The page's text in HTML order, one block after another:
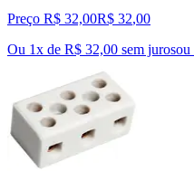
Preço R$ 32,00R$ 32,00
Ou 1x de R$ 32,00 sem jurosou